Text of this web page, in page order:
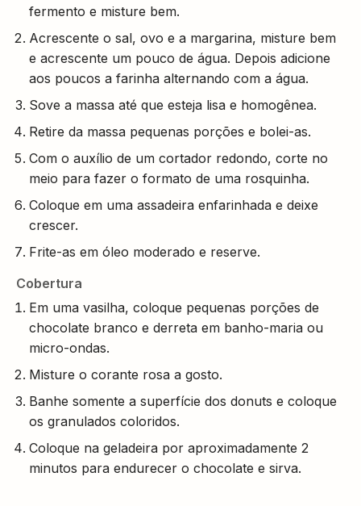
fermento e misture bem.
Acrescente o sal, ovo e a margarina, misture bem
e acrescente um pouco de água. Depois adicione
aos poucos a farinha alternando com a água.
Sove a massa até que esteja lisa e homogênea.
Retire da massa pequenas porções e bolei-as.
Com o auxílio de um cortador redondo, corte no
meio para fazer o formato de uma rosquinha.
Coloque em uma assadeira enfarinhada e deixe
crescer.
Frite-as em óleo moderado e reserve.
Cobertura
Em uma vasilha, coloque pequenas porções de
chocolate branco e derreta em banho-maria ou
micro-ondas.
Misture o corante rosa a gosto.
Banhe somente a superfície dos donuts e coloque
os granulados coloridos.
Coloque na geladeira por aproximadamente 2
minutos para endurecer o chocolate e sirva.